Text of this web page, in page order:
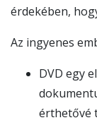
érdekében,
Az ingyenes
DVD egy
érthetővé